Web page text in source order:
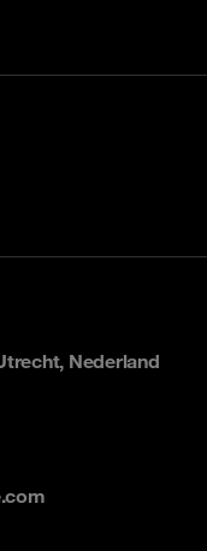
Nederland